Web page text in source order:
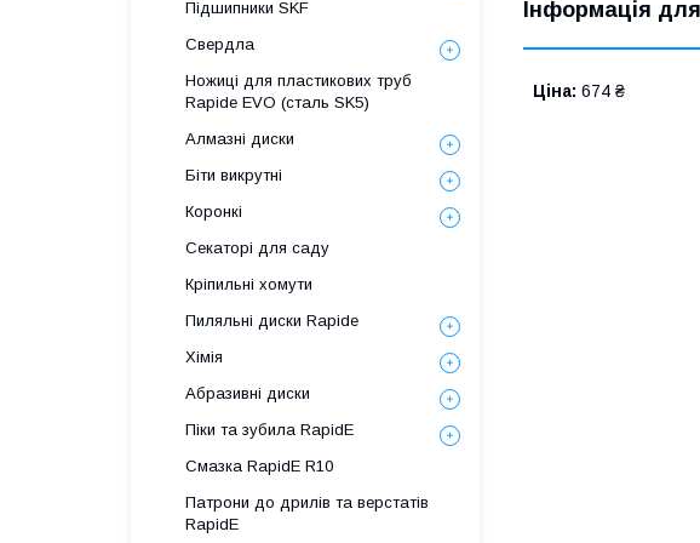
Інформація
Ціна: 674 ₴
Підшипники SKF
Свердла
Ножиці для пластикових труб
Rapide EVO (сталь SK5)
Алмазні диски
Біти викрутні
Коронкі
Секаторі для саду
Кріпильні хомути
Пиляльні диски Rapide
Хімія
Абразивні диски
Піки та зубила RapidE
Смазка RapidE R10
Патрони до дрилів та верстатів
RapidE